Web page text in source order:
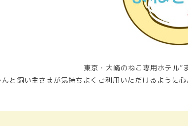
東京・大崎のねこ専用ホテル”
と飼い主さまが気持ちよくご利用いただけるように